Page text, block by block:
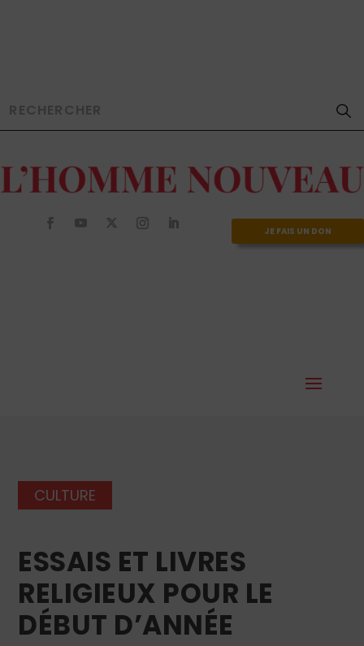
JE FAIS UN DON
CULTURE
ESSAIS ET LIVRES
RELIGIEUX POUR LE
DÉBUT D’ANNÉE